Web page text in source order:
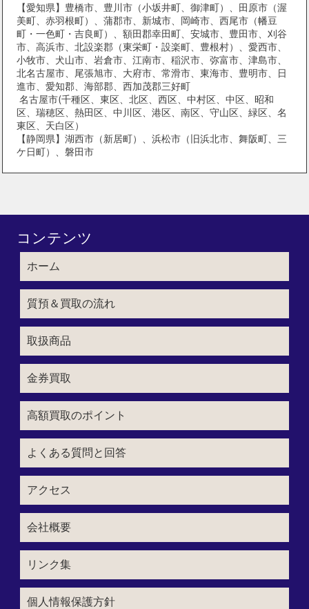
【愛知県】豊橋市、豊川市（小坂井町、御津町）、田原市（渥
美町、赤羽根町）、蒲郡市、新城市、岡崎市、西尾市（幡豆
町・一色町・吉良町）、額田郡幸田町、安城市、豊田市、刈谷
市、高浜市、北設楽郡（東栄町・設楽町、豊根村）、愛西市、
小牧市、犬山市、岩倉市、江南市、稲沢市、弥富市、津島市、
北名古屋市、尾張旭市、大府市、常滑市、東海市、豊明市、日
進市、愛知郡、海部郡、西加茂郡三好町
名古屋市(千種区、東区、北区、西区、中村区、中区、昭和
区、瑞穂区、熱田区、中川区、港区、南区、守山区、緑区、名
東区、天白区）
【静岡県】湖西市（新居町）、浜松市（旧浜北市、舞阪町、三
ケ日町）、磐田市
コンテンツ
ホーム
質預＆買取の流れ
取扱商品
金券買取
高額買取のポイント
よくある質問と回答
アクセス
会社概要
リンク集
個人情報保護方針